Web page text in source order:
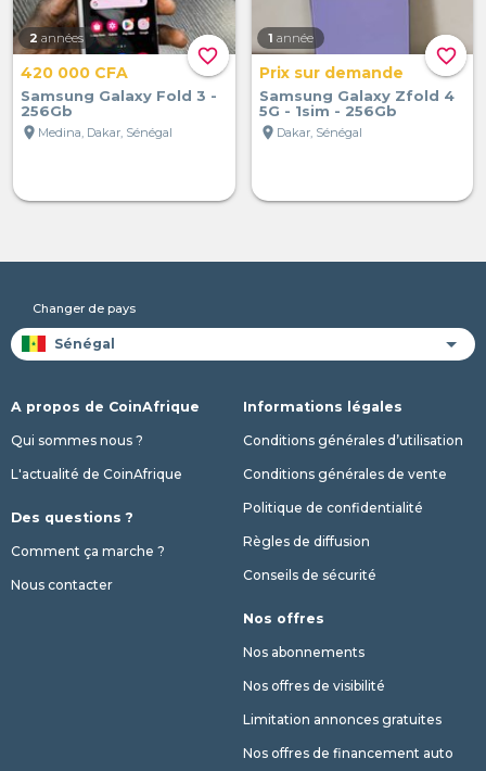
favorite_border
2 années
420 000 CFA
Samsung Galaxy Fold 3 -
256Gb
location_on Medina, Dakar, Sénégal
favorite_border
1 année
Prix sur demande
Samsung Galaxy Zfold 4
5G - 1sim - 256Gb
location_on Dakar, Sénégal
Changer de pays
A propos de CoinAfrique
Qui sommes nous ?
L'actualité de CoinAfrique
Des questions ?
Comment ça marche ?
Nous contacter
Informations légales
Conditions générales d’utilisation
Conditions générales de vente
Politique de confidentialité
Règles de diffusion
Conseils de sécurité
Nos offres
Nos abonnements
Nos offres de visibilité
Limitation annonces gratuites
Nos offres de financement auto